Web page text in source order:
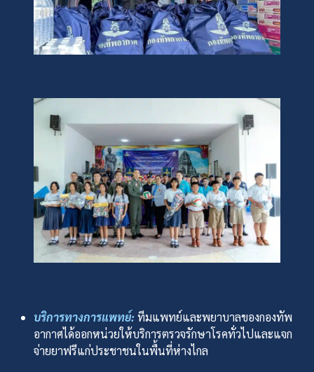
บริการทางการแพทย์: ทีมแพทย์และพยาบาลของกองทัพ
อากาศได้ออกหน่วยให้บริการตรวจรักษาโรคทั่วไปและแจก
จ่ายยาฟรีแก่ประชาชนในพื้นที่ห่างไกล